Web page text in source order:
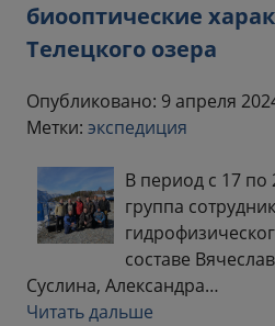
биооптические
Телецкого озера
Опубликовано: 9 апреля
Метки: экспедиция
В период с 17 по
группа
составе
Суслина, Александра…
Читать дальше